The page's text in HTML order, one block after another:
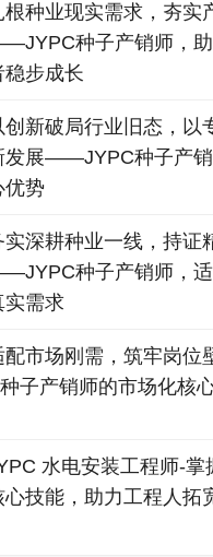
根种业现实需求，夯实
种子产销师，助
稳步成长
创新破局行业旧态，以
发展——JYPC种子产
优势
实深耕种业一线，持证
种子产销师，适
实需求
配市场刚需，筑牢岗
子产销师的市场化核
水电安装工程师-掌
心技能，助力工程人拓